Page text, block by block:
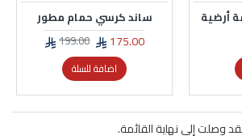
أرضية ساند كرسي حمام مطور
175.00
199.00
اضافة للسلة
وصلت إلى نهاية القائمة.